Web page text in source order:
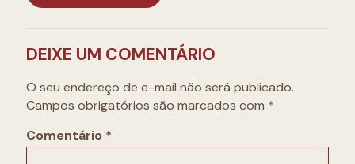
DEIXE UM COMENTÁRIO
O seu endereço de e-mail não será publicado.
Campos obrigatórios são marcados com *
Comentário *